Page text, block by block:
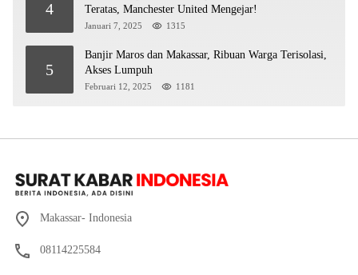
4
Teratas, Manchester United Mengejar!
Januari 7, 2025 1315
5
Banjir Maros dan Makassar, Ribuan Warga Terisolasi,
Akses Lumpuh
Februari 12, 2025 1181
Makassar- Indonesia
08114225584